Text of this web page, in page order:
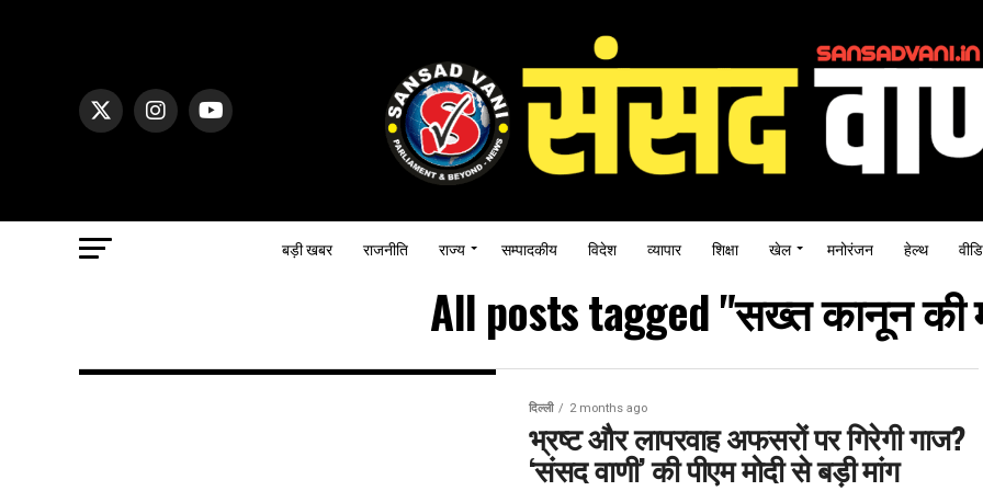
बड़ी खबर राजनीति राज्य सम्पादकीय विदेश व्यापार शिक्षा खेल मनोरंजन हेल्थ
All posts tagged "सख्त कानून की
दिल्ली 2 months ago
भ्रष्ट और लापरवाह अफसरों पर गिरेगी गाज?
‘संसद वाणी’ की पीएम मोदी से बड़ी मांग